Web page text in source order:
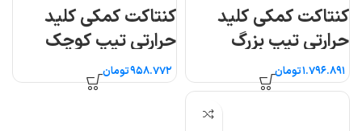
کنتاکت کمکی کلید
حرارتی تیپ بزرگ
هیوندای
تومان
کنتاکت کمکی کلید
حرارتی تیپ کوچک
بغل هیوندای
تومان